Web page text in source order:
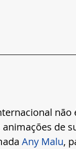
não
de
Any Malu,